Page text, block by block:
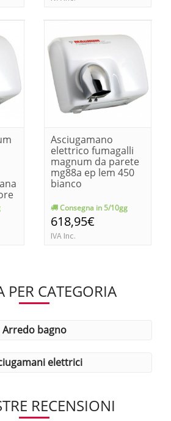
Asciugamano
elettrico fumagalli
magnum da parete
mg88a ep lem 450
bianco
Consegna in 5/10gg
618,95€
IVA Inc.
PER CATEGORIA
arredo bagno
elettrici
RECENSIONI